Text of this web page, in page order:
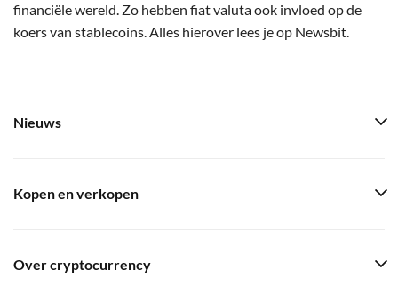
financiële wereld. Zo hebben fiat valuta ook invloed op de
koers van stablecoins. Alles hierover lees je op Newsbit.
Nieuws
Kopen en verkopen
Over cryptocurrency